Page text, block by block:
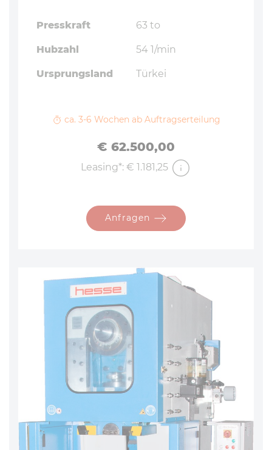
Presskraft 63 to
Hubzahl 54 1/min
Ursprungsland Türkei
ca. 3-6 Wochen ab Auftragserteilung
Preis
€ 62.500,00
Leasing*: € 1.181,25
Anfragen